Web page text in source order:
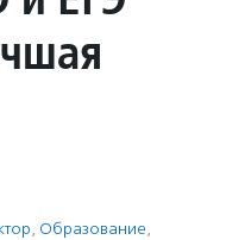
, Образование,